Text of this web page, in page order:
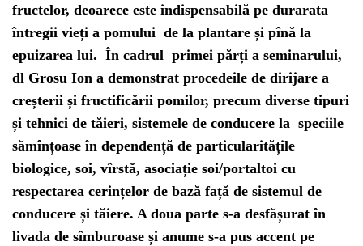
fructelor, deoarece este indispensabilă pe durarata
întregii vieți a pomului de la plantare și pînă la
epuizarea lui. În cadrul primei părți a seminarului,
dl Grosu Ion a demonstrat procedeile de dirijare a
creșterii și fructificării pomilor, precum diverse tipuri
și tehnici de tăieri, sistemele de conducere la speciile
sămînțoase în dependență de particularitățile
biologice, soi, vîrstă, asociație soi/portaltoi cu
respectarea cerințelor de bază față de sistemul de
conducere și tăiere. A doua parte s-a desfășurat în
livada de sîmburoase și anume s-a pus accent pe